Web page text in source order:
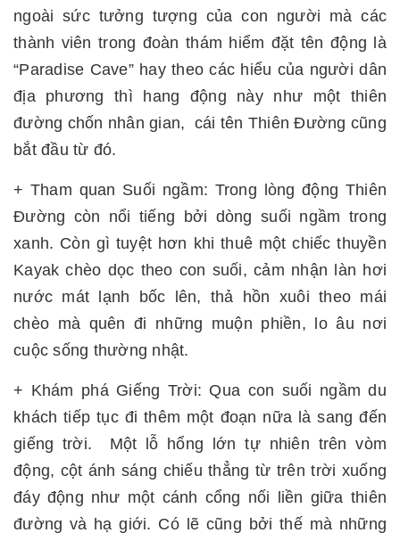
ngoài sức tưởng tượng của con người mà các
thành viên trong đoàn thám hiểm đặt tên động là
“Paradise Cave” hay theo các hiểu của người dân
địa phương thì hang động này như một thiên
đường chốn nhân gian, cái tên Thiên Đường cũng
bắt đầu từ đó.
+ Tham quan Suối ngầm: Trong lòng động Thiên
Đường còn nổi tiếng bởi dòng suối ngầm trong
xanh. Còn gì tuyệt hơn khi thuê một chiếc thuyền
Kayak chèo dọc theo con suối, cảm nhận làn hơi
nước mát lạnh bốc lên, thả hồn xuôi theo mái
chèo mà quên đi những muộn phiền, lo âu nơi
cuộc sống thường nhật.
+ Khám phá Giếng Trời: Qua con suối ngầm du
khách tiếp tục đi thêm một đoạn nữa là sang đến
giếng trời. Một lỗ hổng lớn tự nhiên trên vòm
động, cột ánh sáng chiếu thẳng từ trên trời xuống
đáy động như một cánh cổng nối liền giữa thiên
đường và hạ giới. Có lẽ cũng bởi thế mà những